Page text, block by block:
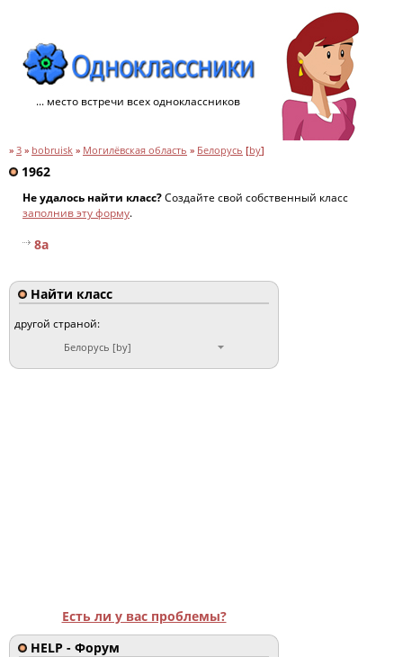
... место встречи всех одноклассников
» 3 » bobruisk » Могилёвская область » Белорусь [by]
1962
Не удалось найти класс?Создайте свой собственный класс
заполнив эту форму.
8a
Найти класс
другой страной:
Белорусь [by]
Есть ли у вас проблемы?
HELP - Форум